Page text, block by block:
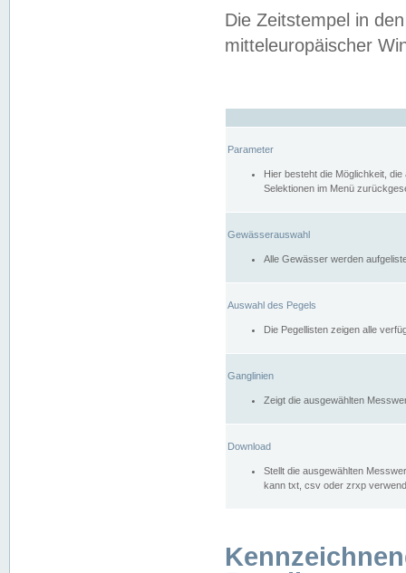
Die Zeitstempel in
mitteleuropäischer
Parameter
Hier besteht die Möglichkeit,
Selektionen im Menü
Gewässerauswahl
Alle Gewässer werden
Auswahl des Pegels
Die Pegellisten zeigen alle
Ganglinien
Zeigt die ausgewählten
Download
Stellt die ausgewählten
kann txt, csv oder zrxp